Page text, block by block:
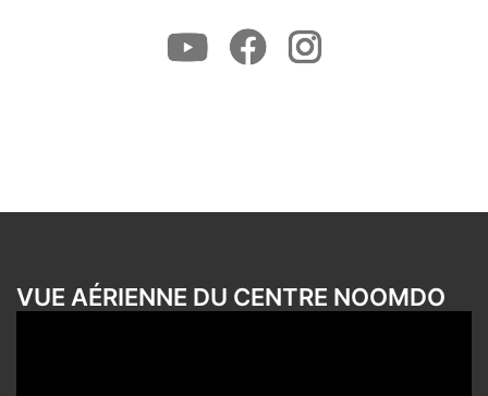
Youtube FacebookInstagram
VUE AÉRIENNE DU CENTRE NOOMDO